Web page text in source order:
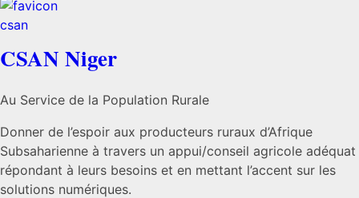
CSAN Niger
Au Service de la Population Rurale
Donner de l’espoir aux producteurs ruraux d’Afrique
Subsaharienne à travers un appui/conseil agricole adéquat
répondant à leurs besoins et en mettant l’accent sur les
solutions numériques.